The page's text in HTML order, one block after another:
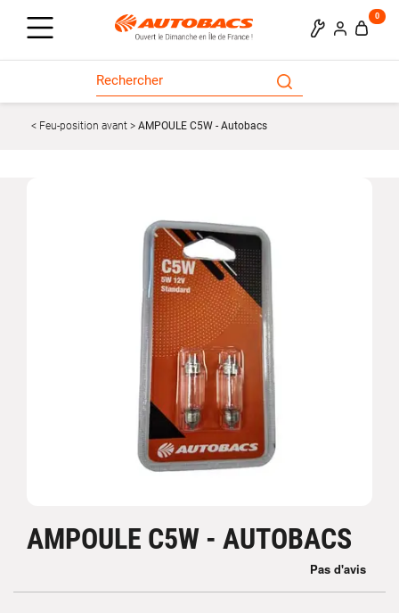
0
Feu-position avant AMPOULE C5W - Autobacs
AMPOULE C5W - AUTOBACS